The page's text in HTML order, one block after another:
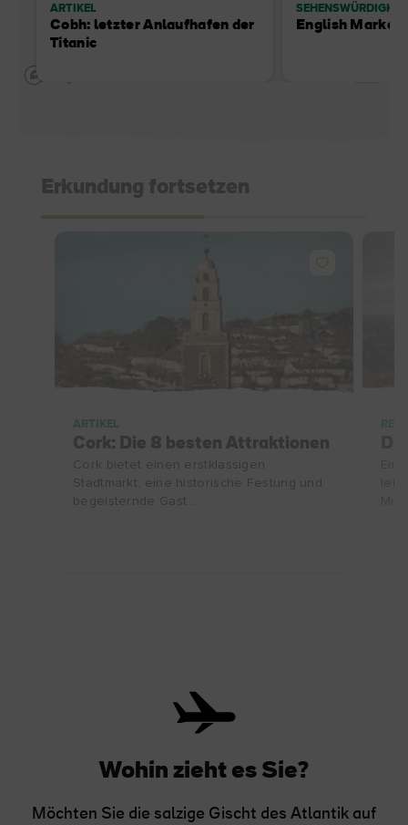
ARTIKEL
Cobh: letzter Anlaufhafen der
Titanic
English Market
Erkundung fortsetzen
ARTIKEL
Cork: Die 8 besten Attraktionen
Cork bietet einen erstklassigen
Stadtmarkt, eine historische Festung und
begeisternde Gast...
Wohin zieht es Sie?
Möchten Sie die salzige Gischt des Atlantik auf